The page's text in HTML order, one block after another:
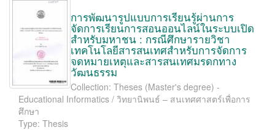
การพัฒนารูปแบบการเรียนรู้ผ่านการ
จัดการเรียนการสอนออนไลน์ในระบบเปิด
สำหรับมหาชน : กรณีศึกษารายวิชา
เทคโนโลยีสารสนเทศสำหรับการจัดการ
จดหมายเหตุและสารสนเทศมรดกทาง
วัฒนธรรม
Collection: Theses (Master's degree) -
Educational Informatics / วิทยานิพนธ์ – สนเทศศาสตร์เพื่อการ
ศึกษา
Type: Thesis